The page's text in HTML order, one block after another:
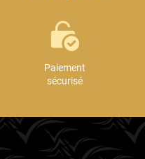
Paiement
sécurisé